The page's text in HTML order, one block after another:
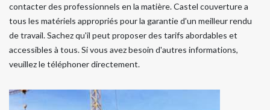
contacter des professionnels en la matière. Castel couverture a
tous les matériels appropriés pour la garantie d'un meilleur rendu
de travail. Sachez qu'il peut proposer des tarifs abordables et
accessibles à tous. Si vous avez besoin d'autres informations,
veuillez le téléphoner directement.